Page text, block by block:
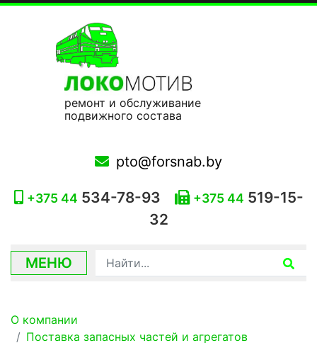
ремонт и обслуживание
подвижного состава
pto@forsnab.by
+375 44 534-78-93 +375 44 519-15-
32
МЕНЮ
О компании
Поставка запасных частей и агрегатов